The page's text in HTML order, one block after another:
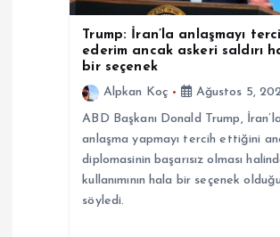
Trump: İran’la anlaşmayı
ederim ancak askeri saldırı
bir seçenek
Alpkan Koç
Ağustos 5,
ABD Başkanı Donald Trump,
anlaşma yapmayı tercih ettiğini
diplomasinin başarısız olması
kullanımının hala bir seçenek
söyledi.